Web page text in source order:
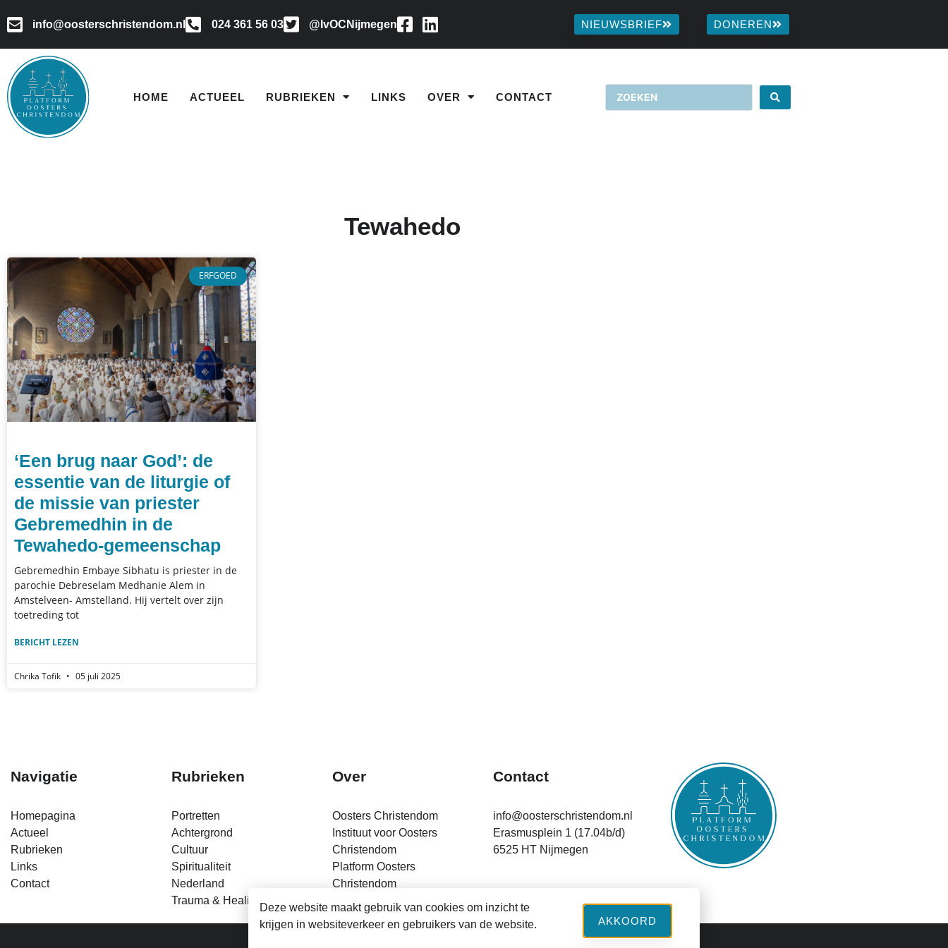
info@oosterschristendom.nl 024 361 56 03 @IvOCNijmegen NIEUWSBRIEF DONEREN
HOME ACTUEEL RUBRIEKEN LINKS OVER CONTACT
Tewahedo
ERFGOED
‘Een brug naar God’: de
essentie van de liturgie of
de missie van priester
Gebremedhin in de
Tewahedo-gemeenschap
Gebremedhin Embaye Sibhatu is priester in de
parochie Debreselam Medhanie Alem in
Amstelveen- Amstelland. Hij vertelt over zijn
toetreding tot
BERICHT LEZEN
Chrika Tofik 05 juli 2025
Navigatie
Homepagina
Actueel
Rubrieken
Links
Contact
Rubrieken
Portretten
Achtergrond
Cultuur
Spiritualiteit
Nederland
Trauma & Healing
Over
Oosters Christendom
Instituut voor Oosters
Christendom
Platform Oosters
Christendom
Financiering
Contact
info@oosterschristendom.nl
Erasmusplein 1 (17.04b/d)
6525 HT Nijmegen
Deze website maakt gebruik van cookies om inzicht te
krijgen in websiteverkeer en gebruikers van de website.
AKKOORD